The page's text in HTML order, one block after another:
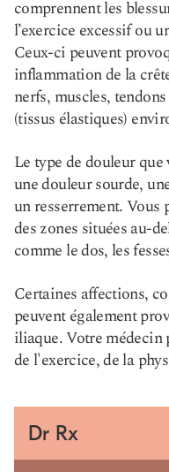
comprennent les
l’exercice excessif ou
Ceux-ci peuvent
inflammation de la
nerfs, muscles,
(tissus élastiques)
Le type de douleur que
une douleur sourde,
un resserrement. Vous
des zones situées au-
comme le dos, les
Certaines affections,
peuvent également
iliaque. Votre médecin
de l'exercice, de la
Dr Rx